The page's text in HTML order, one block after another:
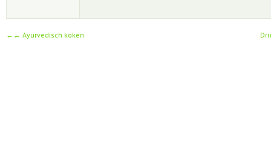
← Ayurvedisch koken